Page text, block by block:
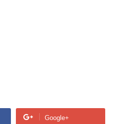
Google+